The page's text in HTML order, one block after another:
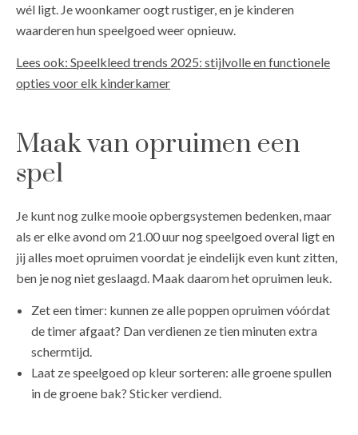
wél ligt. Je woonkamer oogt rustiger, en je kinderen
waarderen hun speelgoed weer opnieuw.
Lees ook: Speelkleed trends 2025: stijlvolle en functionele
opties voor elk kinderkamer
Maak van opruimen een
spel
Je kunt nog zulke mooie opbergsystemen bedenken, maar
als er elke avond om 21.00 uur nog speelgoed overal ligt en
jij alles moet opruimen voordat je eindelijk even kunt zitten,
ben je nog niet geslaagd. Maak daarom het opruimen leuk.
Zet een timer: kunnen ze alle poppen opruimen vóórdat
de timer afgaat? Dan verdienen ze tien minuten extra
schermtijd.
Laat ze speelgoed op kleur sorteren: alle groene spullen
in de groene bak? Sticker verdiend.